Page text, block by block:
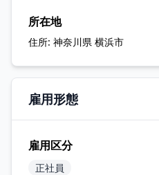
所在地
住所: 神奈川県 横浜市
雇用形態
雇用区分
正社員